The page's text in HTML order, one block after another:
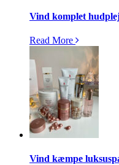
Vind komplet
Read More
Vind kæmpe